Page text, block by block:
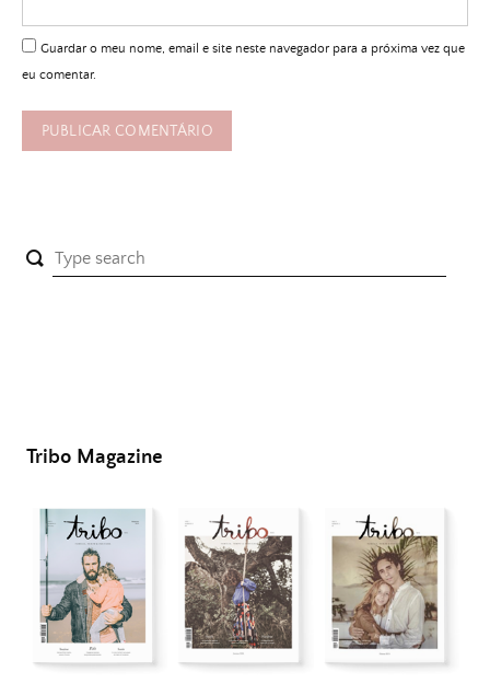
Guardar o meu nome, email e site neste navegador para a próxima vez que
eu comentar.
Tribo Magazine